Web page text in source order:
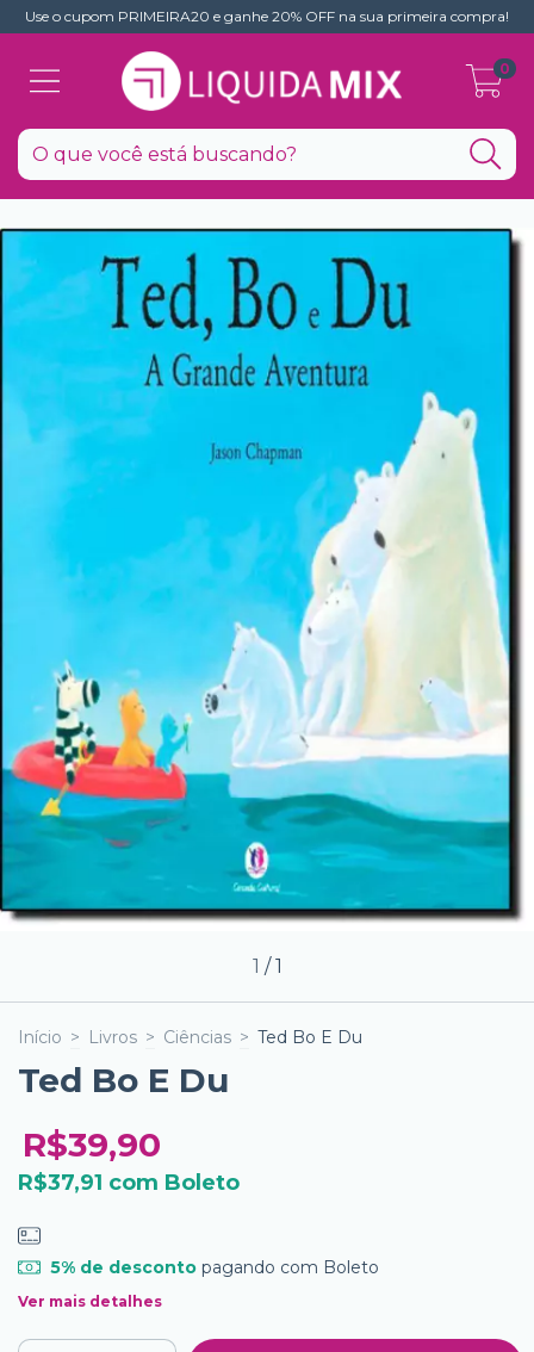
Use o cupom PRIMEIRA20 e ganhe 20% OFF na sua primeira compra!
0
1 /1
Início > Livros > Ciências > Ted Bo E Du
Ted Bo E Du
R$39,90
R$37,91 com Boleto
5% de descontopagando com Boleto
Ver mais detalhes